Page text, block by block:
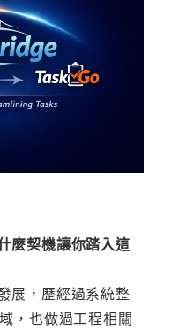
麼契機讓你踏入這
展，歷經過系統整
，也做過工程相關